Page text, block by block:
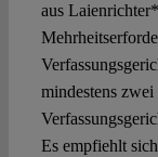
aus
mindestens
Es empfiehlt